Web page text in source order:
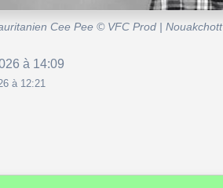
Cee Pee © VFC Prod | Nouakchott
à 14:09
à 12:21